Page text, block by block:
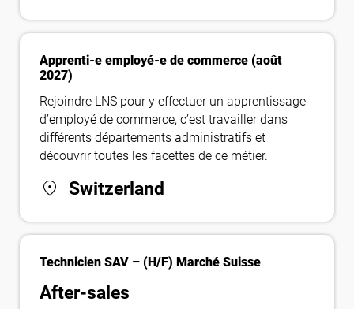
Apprenti-e employé-e de commerce (août
2027)
Rejoindre LNS pour y effectuer un apprentissage
d’employé de commerce, c’est travailler dans
différents départements administratifs et
découvrir toutes les facettes de ce métier.
location_on Switzerland
Technicien SAV – (H/F) Marché Suisse
After-sales